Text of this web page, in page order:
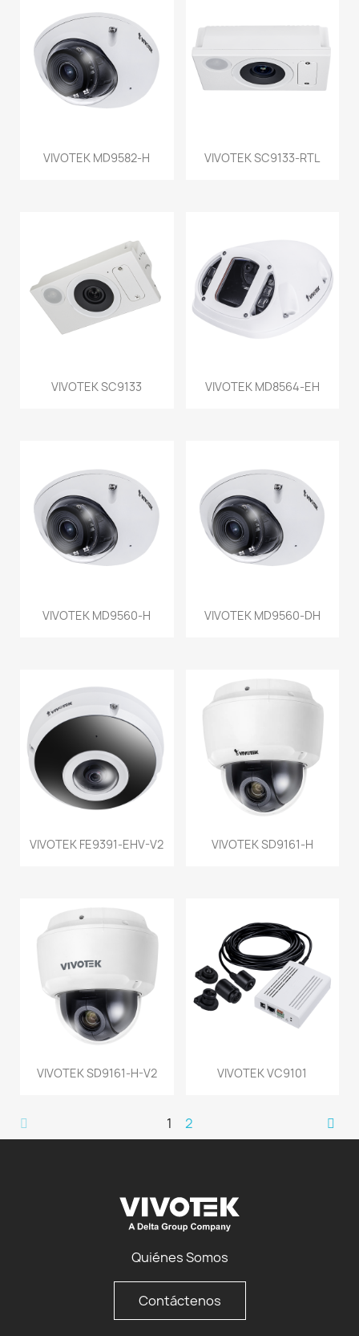
VIVOTEK MD9582-H VIVOTEK SC9133-RTL
VIVOTEK SC9133 VIVOTEK MD8564-EH
VIVOTEK MD9560-H VIVOTEK MD9560-DH
VIVOTEK FE9391-EHV-V2 VIVOTEK SD9161-H
VIVOTEK SD9161-H-V2 VIVOTEK VC9101
1 2
Quiénes Somos
Contáctenos